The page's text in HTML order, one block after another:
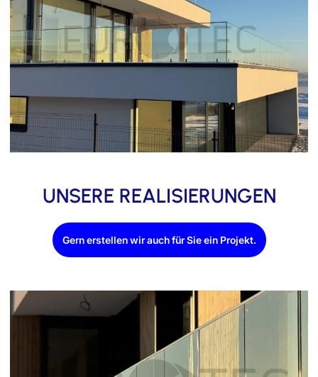
UNSERE REALISIERUNGEN
Gern erstellen wir auch für Sie ein Projekt.